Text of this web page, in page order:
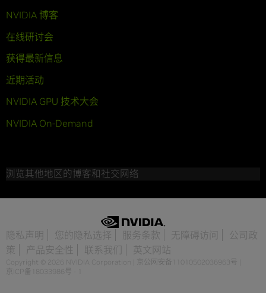
NVIDIA 博客
在线研讨会
获得最新信息
近期活动
NVIDIA GPU 技术大会
NVIDIA On-Demand
浏览其他地区的博客和社交网络
隐私声明 您的隐私选择 服务条款 无障碍访问
公司政
策
产品安全性 联系我们 英文网站
Copyright © 2026 NVIDIA Corporation 京公网安备11010502036963号
京ICP备18033986号 - 1